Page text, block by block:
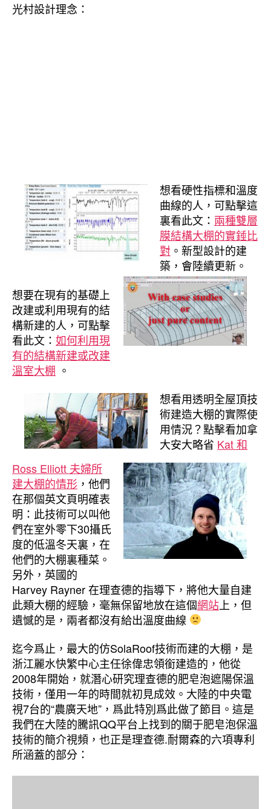
光村設計理念：
想看硬性指標和溫度
曲線的人，可點擊這
裏看此文： 兩種雙層
膜結構大棚的實錘比
對 。新型設計的建
築，會陸續更新。
想要在現有的基礎上
改建或利用現有的結
構新建的人，可點擊
看此文： 如何利用現
有的結構新建或改建
溫室大棚 。
想看用透明全屋頂技
術建造大棚的實際使
用情況？點擊看加拿
大安大略省 Kat 和
Ross Elliott 夫婦所
建大棚的情形 ，他們
在那個英文頁明確表
明：此技術可以叫他
們在室外零下30攝氏
度的低溫冬天裏，在
他們的大棚裏種菜。
另外，英國的
Harvey Rayner 在理查德的指導下，將他大量自建
此類大棚的經驗，毫無保留地放在這個網站 上，但
遺憾的是，兩者都沒有給出溫度曲線
迄今爲止，最大的仿SolaRoof技術而建的大棚，是
浙江麗水快繁中心主任徐偉忠領銜建造的，他從
2008年開始，就潛心研究理查德的肥皂泡遮陽保溫
技術，僅用一年的時間就初見成效。大陸的中央電
視7台的“農廣天地”，爲此特別爲此做了節目。這是
我們在大陸的騰訊QQ平台上找到的關于肥皂泡保溫
技術的簡介視頻，也正是理查德.耐爾森的六項專利
所涵蓋的部分：